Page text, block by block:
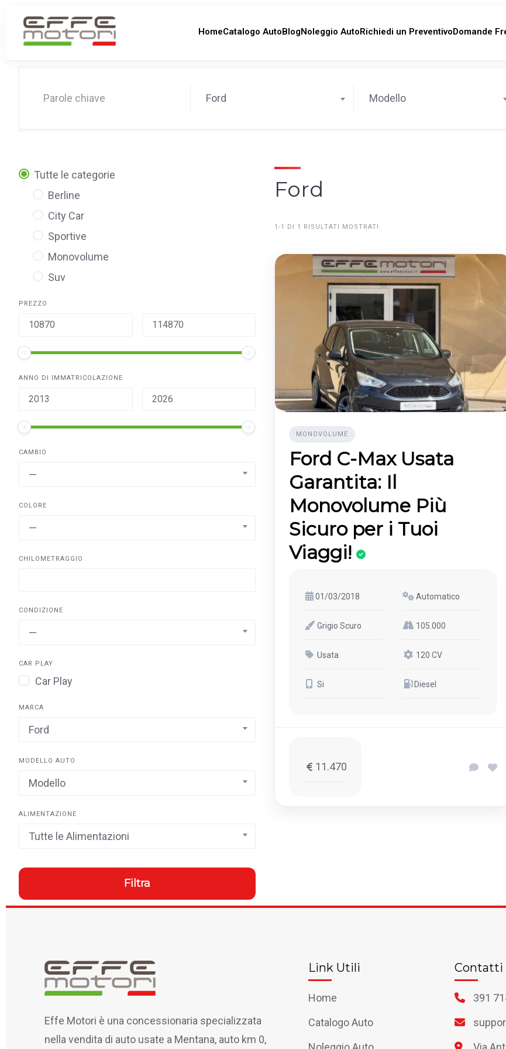
HomeCatalogo AutoBlogNoleggio AutoRichiedi un PreventivoDomande
Ford Modello
Tutte le categorie
Berline
City Car
Sportive
Monovolume
Suv
PREZZO
ANNO DI IMMATRICOLAZIONE
CAMBIO
—
COLORE
—
CHILOMETRAGGIO
CONDIZIONE
—
CAR PLAY
Car Play
MARCA
Ford
MODELLO AUTO
Modello
ALIMENTAZIONE
Tutte le Alimentazioni
Filtra
Ford
1-1 DI 1 RISULTATI MOSTRATI
MONOVOLUME
Ford C-Max Usata
Garantita: Il
Monovolume Più
Sicuro per i Tuoi
Viaggi!
01/03/2018 Automatico
Grigio Scuro 105.000
Usata 120 CV
Si Diesel
11.470
Effe Motori è una concessionaria specializzata
nella vendita di auto usate a Mentana, auto km 0,
Link Utili
Home
Catalogo Auto
Contatti
391